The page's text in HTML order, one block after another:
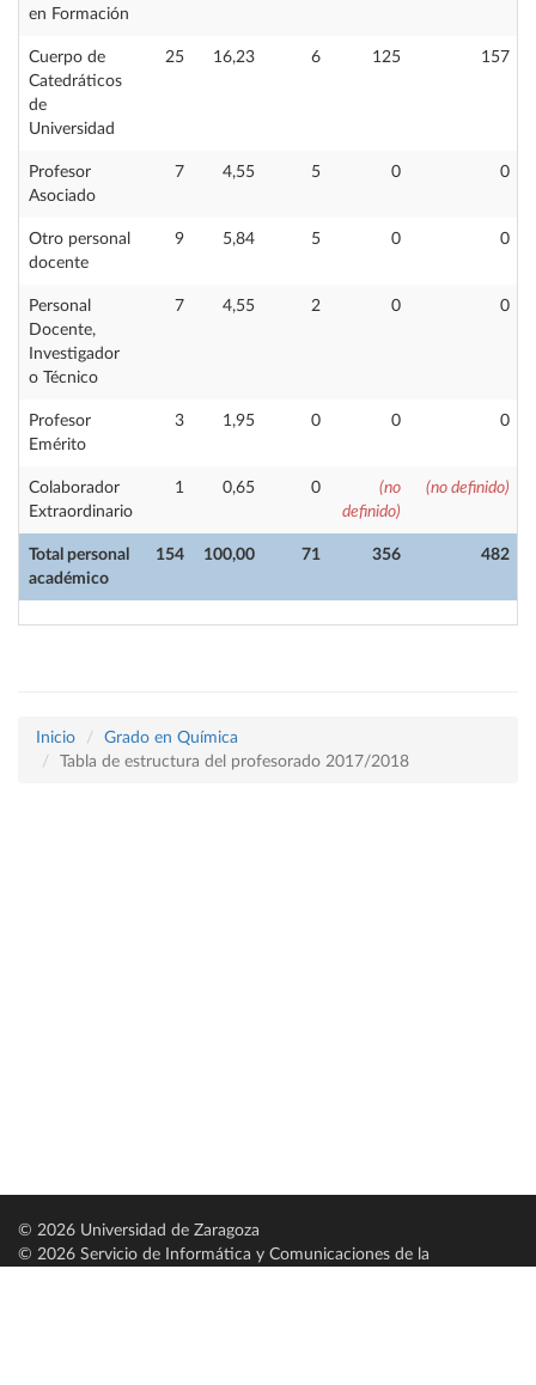
Total personal
académico
154 100,00 71 356 482
en Formación
Cuerpo de
Catedráticos
de
Universidad
25 16,23 6 125 157
Profesor
Asociado
7 4,55 5 0 0
Otro personal
docente
9 5,84 5 0 0
Personal
Docente,
Investigador
o Técnico
7 4,55 2 0 0
Profesor
Emérito
3 1,95 0 0 0
Colaborador
Extraordinario
1 0,65 0
(no
definido)
(no definido)
Inicio
Grado en Química
Tabla de estructura del profesorado 2017/2018
© 2026 Universidad de Zaragoza
© 2026 Servicio de Informática y Comunicaciones de la